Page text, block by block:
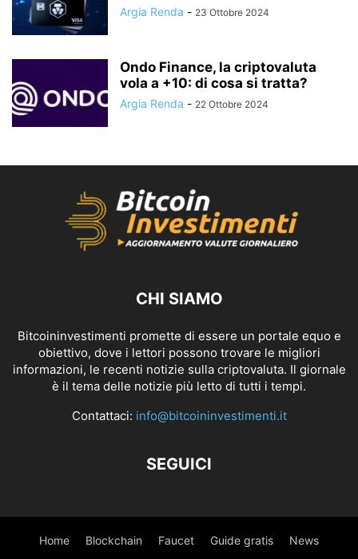
Argia Renda - 23 Ottobre 2024
Ondo Finance, la criptovaluta
vola a +10: di cosa si tratta?
Argia Renda - 22 Ottobre 2024
CHI SIAMO
Bitcoininvestimenti promette di essere un portale equo e
obiettivo, dove i lettori possono trovare le migliori
informazioni, le recenti notizie sulla criptovaluta. Il giornale
è il tema delle notizie più letto di tutti i tempi.
Contattaci: info@bitcoininvestimenti.it
SEGUICI
Home Blockchain Faucet Guide gratis News